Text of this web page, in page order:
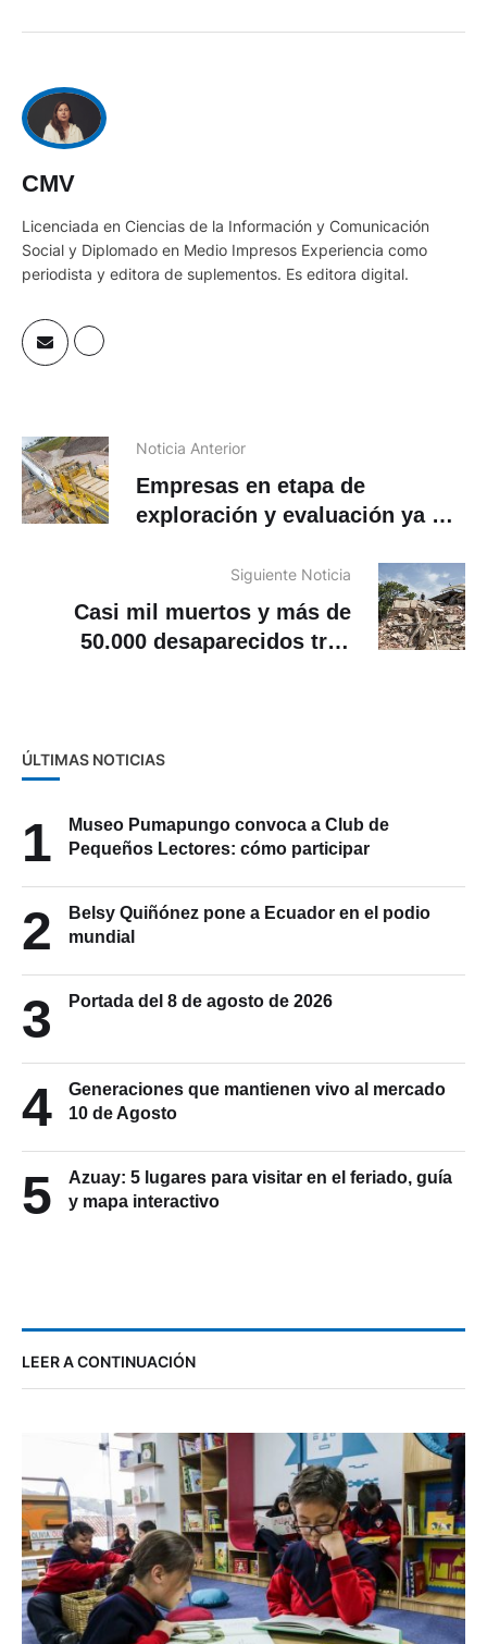
CMV
Licenciada en Ciencias de la Información y Comunicación
Social y Diplomado en Medio Impresos Experiencia como
periodista y editora de suplementos. Es editora digital.
Noticia Anterior
Empresas en etapa de
exploración y evaluación ya no
Siguiente Noticia
Casi mil muertos y más de
50.000 desaparecidos tras
ÚLTIMAS NOTICIAS
1
Museo Pumapungo convoca a Club de
Pequeños Lectores: cómo participar
2
Belsy Quiñónez pone a Ecuador en el podio
mundial
3 Portada del 8 de agosto de 2026
4
Generaciones que mantienen vivo al mercado
10 de Agosto
5
Azuay: 5 lugares para visitar en el feriado, guía
y mapa interactivo
LEER A CONTINUACIÓN